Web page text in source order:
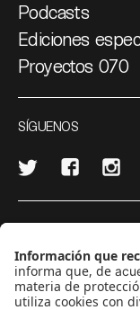
Podcasts
Ediciones
Proyectos 070
SÍGUENOS
CONTÁCTANOS